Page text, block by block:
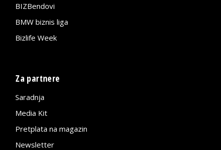
BIZBendovi
BMW biznis liga
Bizlife Week
Za partnere
Saradnja
Media Kit
Pretplata na magazin
Newsletter